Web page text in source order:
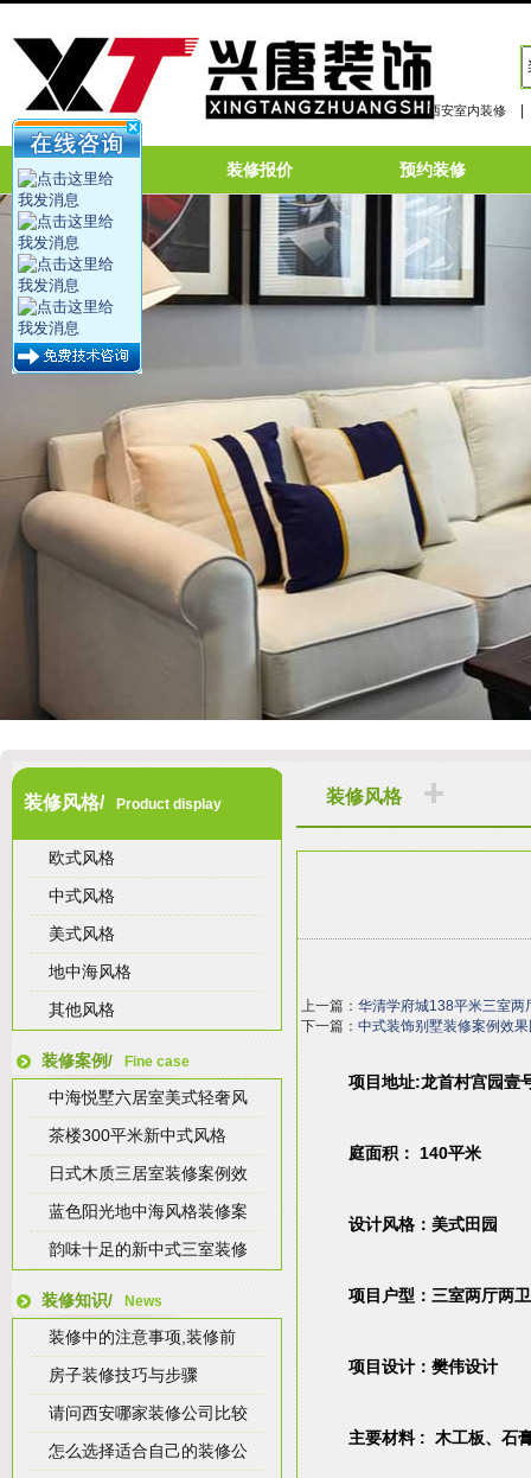
西安室内装修
网站首页 装修报价 预约装修
装修风格/ Product display
欧式风格
中式风格
美式风格
地中海风格
其他风格
装修案例/ Fine case
中海悦墅六居室美式轻奢风
茶楼300平米新中式风格
日式木质三居室装修案例效
蓝色阳光地中海风格装修案
韵味十足的新中式三室装修
装修知识/ News
装修中的注意事项,装修前
房子装修技巧与步骤
请问西安哪家装修公司比较
怎么选择适合自己的装修公
装修风格
上一篇： 华清学府城138平米三室两
下一篇： 中式装饰别墅装修案例效
项目地址:龙首村宫园壹
庭面积： 140平米
设计风格：美式田园
项目户型：三室两厅两
项目设计：樊伟设计
主要材料 : 木工板、石